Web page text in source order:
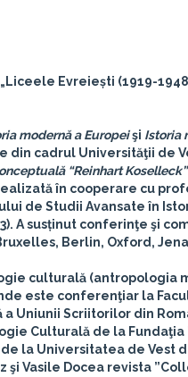
Evreiești (1919-
modernă a Europeişi Istoria
cadrul Universităţii de
“Reinhart Koselleck”
în cooperare cu
de Studii Avansate în
A susținut conferinţe şi
Berlin, Oxford,
culturală (antropologia
este conferenţiar la
Uniunii Scriitorilor din
Culturală de la Fundaţia
la Universitatea de Vest
şi Vasile Docea revista